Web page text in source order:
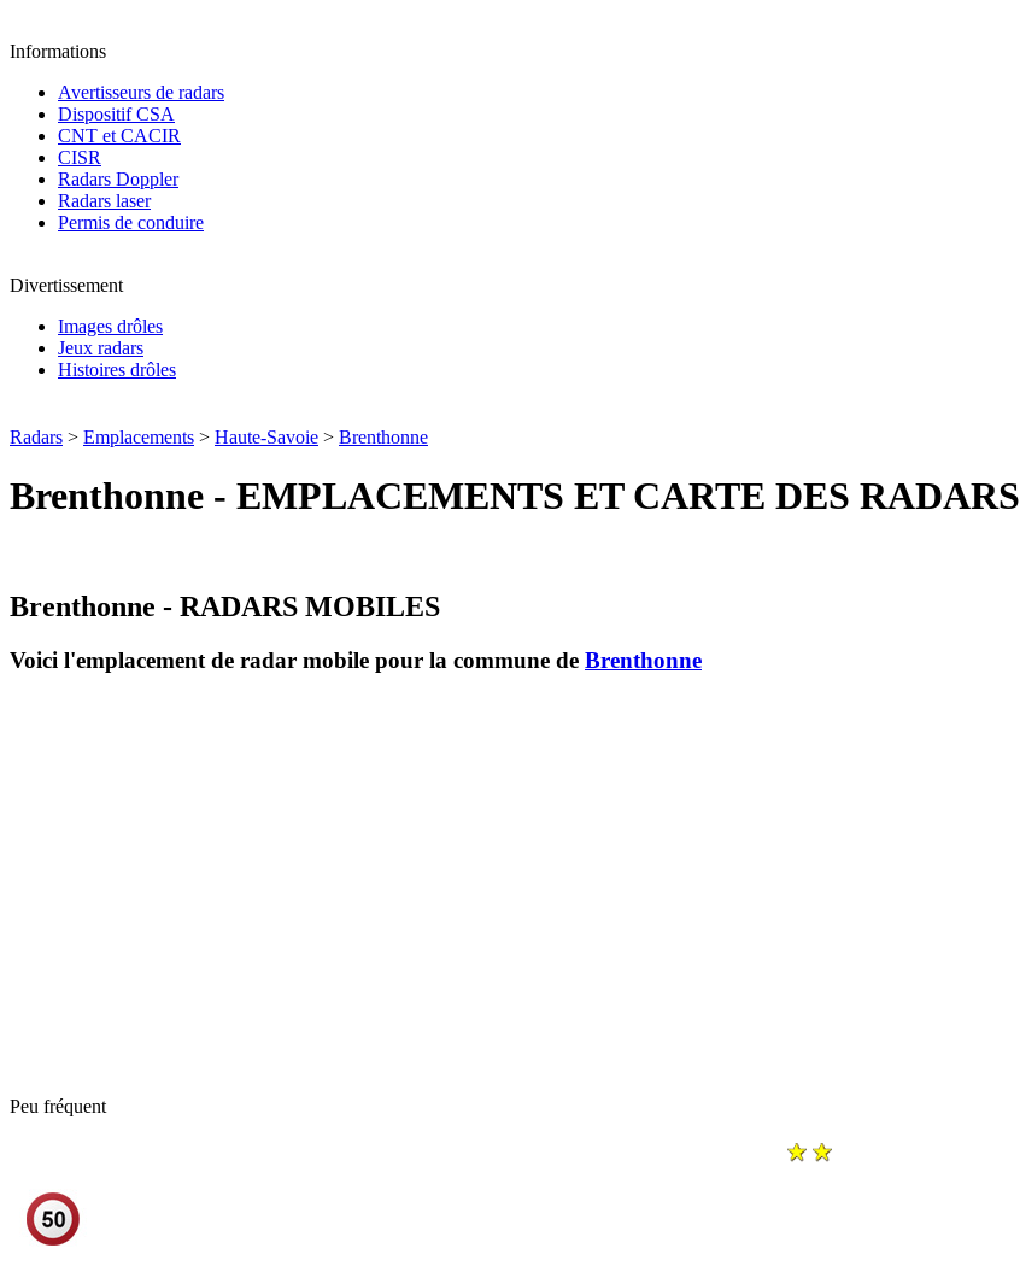
Informations
Avertisseurs de radars
Dispositif CSA
CNT et CACIR
CISR
Radars Doppler
Radars laser
Permis de conduire
Divertissement
Images drôles
Jeux radars
Histoires drôles
Radars > Emplacements > Haute-Savoie > Brenthonne
Brenthonne - EMPLACEMENTS ET CARTE DES RADARS
Brenthonne - RADARS MOBILES
Voici l'emplacement de radar mobile pour la commune de Brenthonne
Peu fréquent